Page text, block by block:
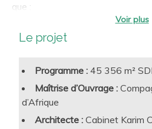
que :
Insertion dans le site, un
vue urbain/territorial,
Privilégier les matériaux
d’un point de vue
l’économie locale, tout en
de dépaysement recherché pour
Afin d’intégrer ces
Le projet
Programme : 45 356 m²
Maîtrise d’Ouvrage :
d’Afrique
Architecte : Cabinet Karim